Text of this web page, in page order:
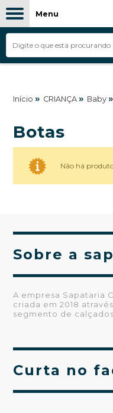
Menu
Início » CRIANÇA » Baby »
Botas
Não há
Sobre a
A empresa Sapataria
criada em 2018
segmento de
Curta no